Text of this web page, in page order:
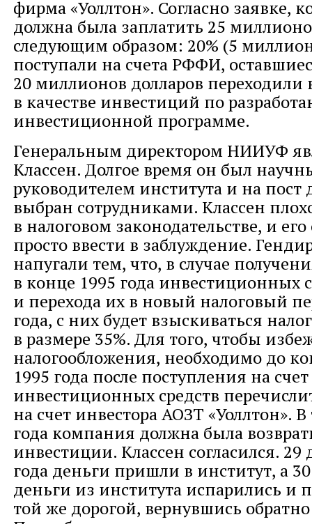
фирма «Уоллтон». Согласно заявке,
должна была заплатить 25
следующим образом: 20% (5
поступали на счета РФФИ,
20 миллионов долларов
в качестве инвестиций по
инвестиционной программе.
Генеральным директором НИИУФ
Классен. Долгое время он был
руководителем института и на пост
выбран сотрудниками. Классен
в налоговом законодательстве, и его
просто ввести в заблуждение.
напугали тем, что, в случае
в конце 1995 года инвестиционных
и перехода их в новый налоговый
года, с них будет взыскиваться
в размере 35%. Для того, чтобы
налогообложения, необходимо до
1995 года после поступления на
инвестиционных средств
на счет инвестора АОЗТ «Уоллтон».
года компания должна была
инвестиции. Классен согласился. 29
года деньги пришли в институт, а
деньги из института испарились и
той же дорогой, вернувшись